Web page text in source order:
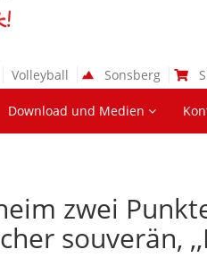
Volleyball Sonsberg
Download und Medien
zwei
souverän,